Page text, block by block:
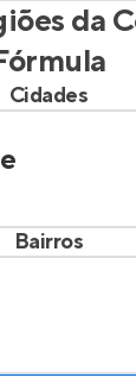
da
Cidades
Bairros